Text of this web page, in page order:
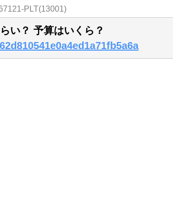
PLT(13001)
い？ 予算はいくら？